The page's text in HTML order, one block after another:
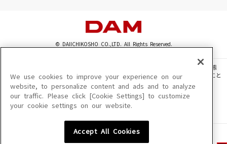
© DAIICHIKOSHO CO.,LTD. All Rights Reserved.
このサイトに掲載されている一切の文章・画像・写真・動画・音声等を、手段や形態
を問わず、著作権法の定める範囲を超えて無断で複製、転載、ファイル化などすること
を禁じます。
楽曲及びコンテンツは、機種によりご利用いただけない場合があります。
楽曲及びコンテンツの配信日、配信内容が変更になる場合があります。
We use cookies to improve your experience on our
website, to personalize content and ads and to analyze
our traffic. Please click [Cookie Settings] to customize
your cookie settings on our website.
Accept All Cookies